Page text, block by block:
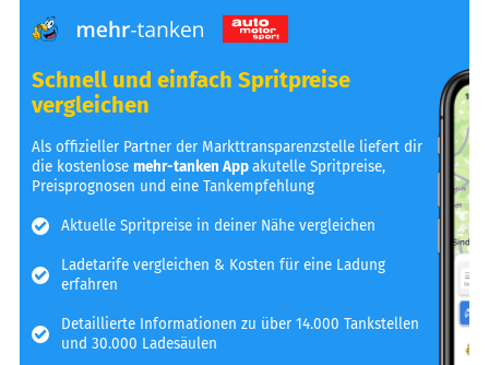
Schnell und einfach Spritpreise
vergleichen
Als offizieller Partner der Markttransparenzstelle liefert dir
die kostenlosemehr-tanken Appakutelle Spritpreise,
Preisprognosen und eine Tankempfehlung
Aktuelle Spritpreise in deiner Nähe vergleichen
Ladetarife vergleichen & Kosten für eine Ladung
erfahren
Detaillierte Informationen zu über 14.000 Tankstellen
und 30.000 Ladesäulen